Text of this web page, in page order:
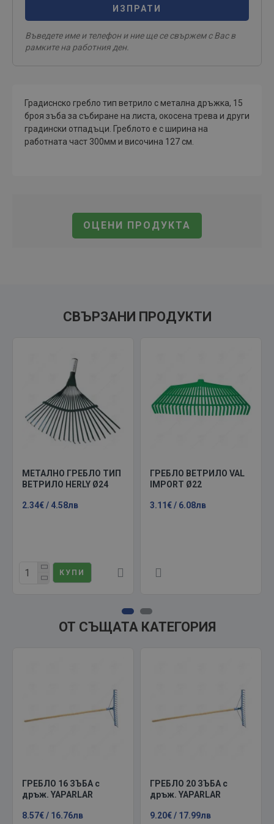
ИЗПРАТИ
Въведете име и телефон и ние ще се свържем с Вас в
рамките на работния ден.
ОЦЕНИ ПРОДУКТА
Градиснско гребло тип ветрило с метална дръжка, 15
броя зъба за събиране на листа, окосена трева и други
градински отпадъци. Греблото е с ширина на
работната част 300мм и височина 127 см.
СВЪРЗАНИ ПРОДУКТИ
МЕТАЛНО ГРЕБЛО ТИП
ВЕТРИЛО HERLY Ø24
2.34€ / 4.58лв
КУПИ
ГРЕБЛО ВЕТРИЛО VAL
IMPORT Ø22
3.11€ / 6.08лв
ОТ СЪЩАТА КАТЕГОРИЯ
ГРЕБЛО 16 ЗЪБА с
дръж. YAPARLAR
8.57€ / 16.76лв
ГРЕБЛО 20 ЗЪБА с
дръж. YAPARLAR
9.20€ / 17.99лв